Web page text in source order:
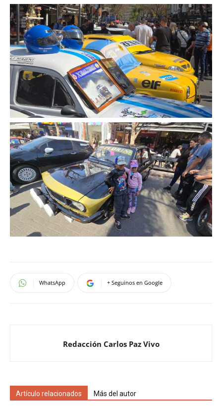
WhatsApp + Seguinos en Google
Redacción Carlos Paz Vivo
Artículo relacionados Más del autor